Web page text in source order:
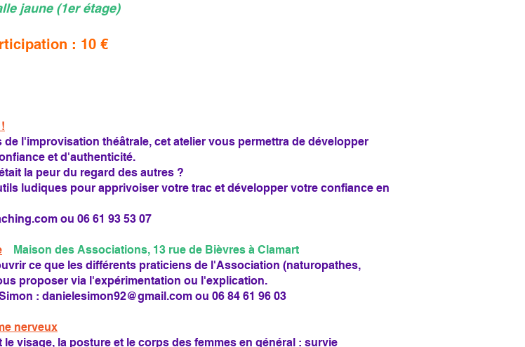
jaune (1er étage)
: 10 €
l'improvisation théâtrale, cet atelier vous permettra de développer
et d'authenticité.
la peur du regard des autres ?
ludiques pour apprivoiser votre trac et développer votre confiance en
ou 06 61 93 53 07
Maison des Associations, 13 rue de Bièvres à Clamart
ce que les différents praticiens de l'Association (naturopathes,
proposer via l'expérimentation ou l'explication.
: danielesimon92@gmail.com ou 06 84 61 96 03
nerveux
visage, la posture et le corps des femmes en général : survie